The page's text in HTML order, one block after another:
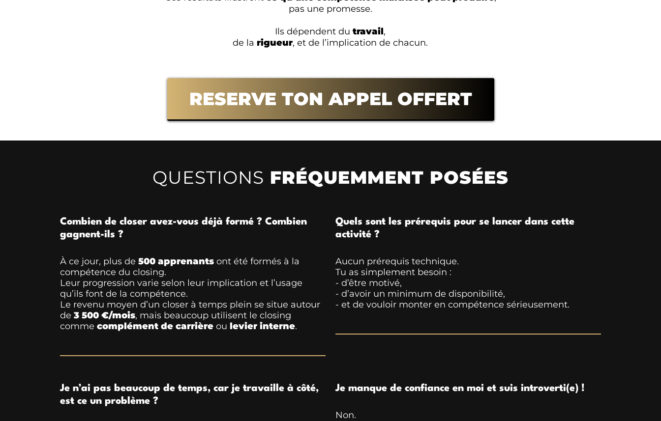
pas une promesse.
Ils dépendent dutravail,
de larigueur, et de l’implication de chacun.
RESERVE TON APPEL OFFERT
QUESTIONS FRÉQUEMMENT POSÉES
Combien de closer avez-vous déjà formé ? Combien
gagnent-ils ?
À ce jour, plus de 500 apprenants ont été formés à la
compétence du closing.
Leur progression varie selon leur implication et l’usage
qu’ils font de la compétence.
Le revenu moyen d’un closer à temps plein se situe autour
de 3 500 €/mois, mais beaucoup utilisent le closing
comme complément de carrière ou levier interne.
Quels sont les prérequis pour se lancer dans cette
activité ?
Aucun prérequis technique.
Tu as simplement besoin :
- d’être motivé,
- d’avoir un minimum de disponibilité,
- et de vouloir monter en compétence sérieusement.
Je n’ai pas beaucoup de temps, car je travaille à côté,
est ce un problème ?
Je manque de confiance en moi et suis introverti(e) !
Non.